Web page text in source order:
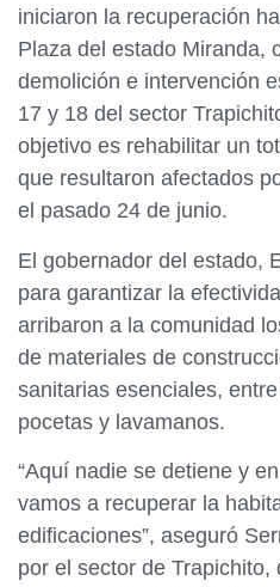
iniciaron la recuperación
Plaza del estado Miranda,
demolición e intervención
17 y 18 del sector
objetivo es rehabilitar un
que resultaron afectados
el pasado 24 de junio.
El gobernador del estado,
para garantizar la
arribaron a la comunidad
de materiales de
sanitarias esenciales,
pocetas y lavamanos.
“Aquí nadie se detiene y
vamos a recuperar la
edificaciones”, aseguró
por el sector de